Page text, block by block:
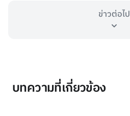
ข่าวต่อไป
บทความที่เกี่ยวข้อง